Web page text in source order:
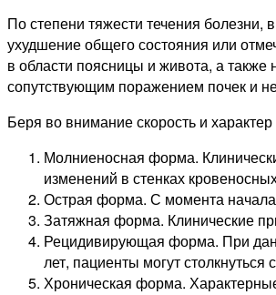
По степени тяжести течения
ухудшение общего состояния или
в области поясницы и живота, а
сопутствующим поражением почек и
Беря во внимание скорость и
Молниеносная форма.
изменений в стенках
Острая форма. С момента начала
Затяжная форма. Клинические
Рецидивирующая форма. При
лет, пациенты могут
Хроническая форма.